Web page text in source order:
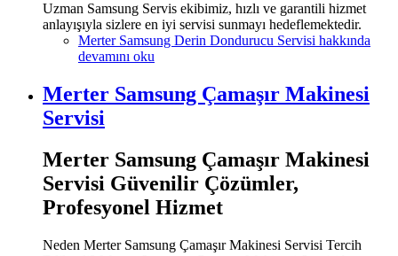
Uzman Samsung Servis ekibimiz, hızlı ve garantili hizmet
anlayışıyla sizlere en iyi servisi sunmayı hedeflemektedir.
Merter Samsung Derin Dondurucu Servisi hakkında
devamını oku
Merter Samsung Çamaşır Makinesi
Servisi
Merter Samsung Çamaşır Makinesi
Servisi Güvenilir Çözümler,
Profesyonel Hizmet
Neden Merter Samsung Çamaşır Makinesi Servisi Tercih